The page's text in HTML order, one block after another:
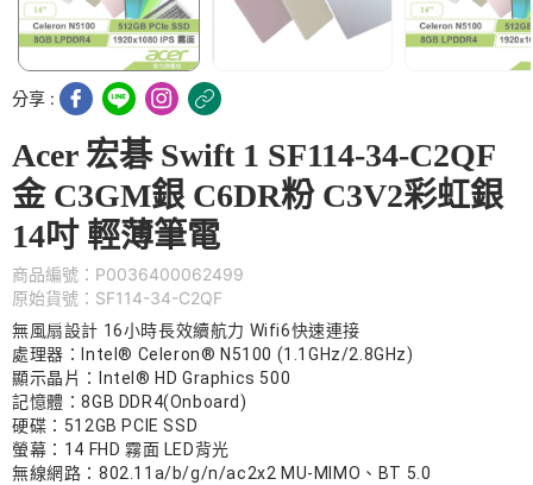
分享 :
Acer 宏碁 Swift 1 SF114-34-C2QF
金 C3GM銀 C6DR粉 C3V2彩虹銀
14吋 輕薄筆電
商品編號：P0036400062499
原始貨號：SF114-34-C2QF
無風扇設計 16小時長效續航力 Wifi6快速連接
處理器：Intel® Celeron® N5100 (1.1GHz/2.8GHz)
顯示晶片：Intel® HD Graphics 500
記憶體：8GB DDR4(Onboard)
硬碟：512GB PCIE SSD
螢幕：14 FHD 霧面 LED背光
無線網路：802.11a/b/g/n/ac2x2 MU-MIMO、BT 5.0